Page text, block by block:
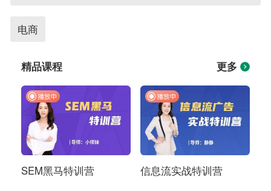
电商
精品课程 更多
SEM黑马特训营 信息流实战特训营